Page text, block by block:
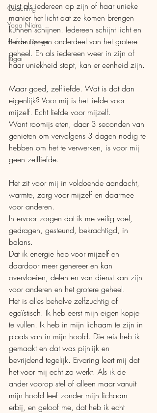
Coaching
Yoga Nidra
Human Design
Ikigai
juist als iedereen op zijn of haar unieke
manier het licht dat ze komen brengen
kunnen schijnen. Iedereen schijnt licht en
liefde op een onderdeel van het grotere
geheel. En als iedereen weer in zijn of
haar uniekheid stapt, kan er eenheid zijn.
Maar goed, zelfliefde. Wat is dat dan
eigenlijk? Voor mij is het liefde voor
mijzelf. Echt liefde voor mijzelf.
Want roomijs eten, daar 3 seconden van
genieten om vervolgens 3 dagen nodig te
hebben om het te verwerken, is voor mij
geen zelfliefde.
Het zit voor mij in voldoende aandacht,
warmte, zorg voor mijzelf en daarmee
voor anderen.
In ervoor zorgen dat ik me veilig voel,
gedragen, gesteund, bekrachtigd, in
balans.
Dat ik energie heb voor mijzelf en
daardoor meer genereer en kan
overvloeien, delen en van dienst kan zijn
voor anderen en het grotere geheel.
Het is alles behalve zelfzuchtig of
egoïstisch. Ik heb eerst mijn eigen kopje
te vullen. Ik heb in mijn lichaam te zijn in
plaats van in mijn hoofd. Die reis heb ik
gemaakt en dat was pijnlijk en
bevrijdend tegelijk. Ervaring leert mij dat
het voor mij echt zo werkt. Als ik de
ander voorop stel of alleen maar vanuit
mijn hoofd leef zonder mijn lichaam
erbij, en geloof me, dat heb ik echt